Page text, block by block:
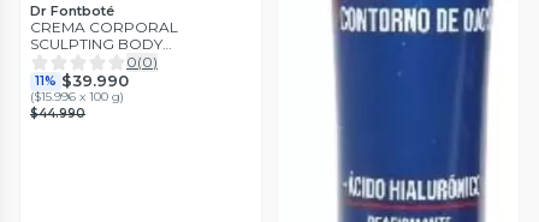
Dr Fontboté
CREMA CORPORAL
SCULPTING BODY
REAFIRMANTE - REDUCTORA
- 250gr
0(0)
11% $39.990
($15.996 x 100 g)
$44.990